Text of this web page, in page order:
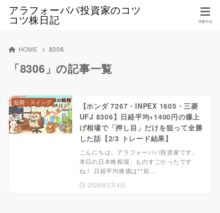
アラフォーパパ投資家のコツ
コツ株日記
HOME 8306
「8306」の記事一覧
【ホンダ 7267・INPEX 1605・三菱
UFJ 8306】日経平均+1400円の爆上
げ相場で「押し目」だけを狙って全勝
した話【2/3 トレード結果】
こんにちは、アラフォーパパ投資家です。
本日の日本株相場、ものすごかったです
ね！ 日経平均株価は**前…
2026年2月4日
短期・スイング